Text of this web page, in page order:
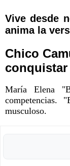
Vive desde
anima la
Chico
conquistar
María Elena
competencias.
musculoso.